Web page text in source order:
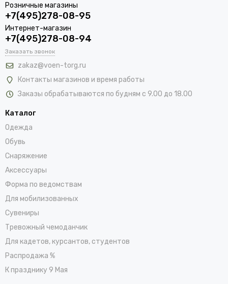
Розничные магазины
+7(495)278-08-95
Интернет-магазин
+7(495)278-08-94
Заказать звонок
zakaz@voen-torg.ru
Контакты магазинов и время работы
Заказы обрабатываются по будням с 9.00 до 18.00
Каталог
Одежда
Обувь
Снаряжение
Аксессуары
Форма по ведомствам
Для мобилизованных
Сувениры
Тревожный чемоданчик
Для кадетов, курсантов, студентов
Распродажа %
К празднику 9 Мая